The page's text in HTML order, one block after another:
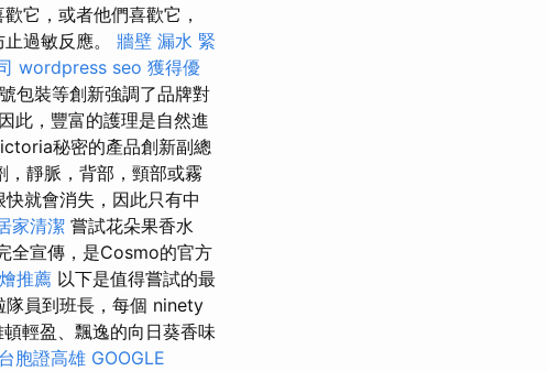
它，或者他們喜歡它，
過敏反應。 牆壁 漏水 緊
wordpress seo 獲得優
包裝等創新強調了品牌對
因此，豐富的護理是自然進
秘密的產品創新副總
靜脈，背部，頸部或霧
就會消失，因此只有中
家清潔 嘗試花朵果香水
全宣傳，是Cosmo的官方
推薦 以下是值得嘗試的最
員到班長，每個 ninety
輕盈、飄逸的向日葵香味
台胞證高雄 GOOGLE